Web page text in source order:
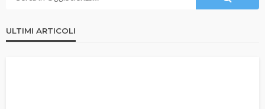
ULTIMI ARTICOLI